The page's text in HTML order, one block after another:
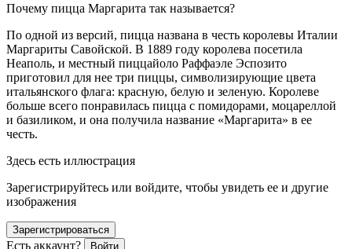
Почему пицца Маргарита так называется?
По одной из версий, пицца названа в честь королевы Италии
Маргариты Савойской. В 1889 году королева посетила
Неаполь, и местный пиццайоло Раффаэле Эспозито
приготовил для нее три пиццы, символизирующие цвета
итальянского флага: красную, белую и зеленую. Королеве
больше всего понравилась пицца с помидорами, моцареллой
и базиликом, и она получила название «Маргарита» в ее
честь.
Здесь есть иллюстрация
Зарегистрируйтесь или войдите, чтобы увидеть ее и другие
изображения
Зарегистрироваться
Есть аккаунт? Войти